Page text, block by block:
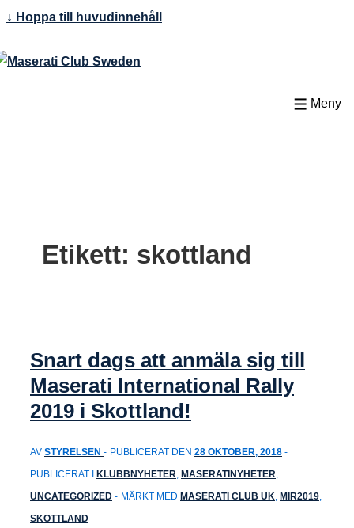
↓ Hoppa till huvudinnehåll
Meny
Etikett: skottland
Snart dags att anmäla sig till
Maserati International Rally
2019 i Skottland!
AV STYRELSEN PUBLICERAT DEN 28 OKTOBER, 2018
PUBLICERAT I
KLUBBNYHETER, MASERATINYHETER,
UNCATEGORIZED
MÄRKT MED MASERATI CLUB UK, MIR2019,
SKOTTLAND